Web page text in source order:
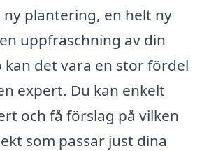
plantering, en helt ny
uppfräschning av din
det vara en stor fördel
expert. Du kan enkelt
och få förslag på vilken
som passar just dina